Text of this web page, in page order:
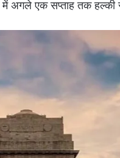
में अगले एक सप्ताह तक